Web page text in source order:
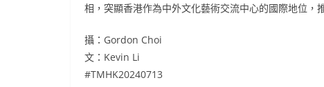
相，突顯香港作為中外文化藝術交流中心的國際地位，
攝：Gordon Choi
文：Kevin Li
#TMHK20240713